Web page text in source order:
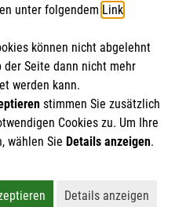
St. Bernhard-
unter folgendem Link.
können nicht abgelehnt
Seite dann nicht mehr
werden kann.
stimmen Sie zusätzlich
Cookies zu. Um Ihre
wählen Sie Details anzeigen.
Details anzeigen